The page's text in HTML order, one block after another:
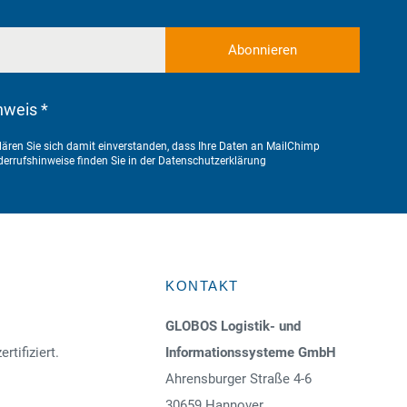
*
Sie sich damit einverstanden, dass Ihre Daten an MailChimp
finden Sie in der Datenschutzerklärung
KONTAKT
GLOBOS Logistik- und
Informationssysteme GmbH
Ahrensburger Straße 4-6